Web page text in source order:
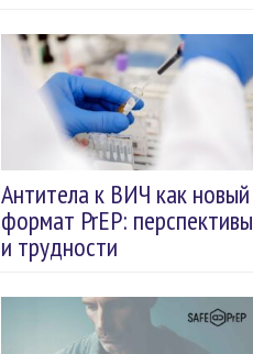
Антитела к ВИЧ как новый
формат PrEP: перспективы
и трудности